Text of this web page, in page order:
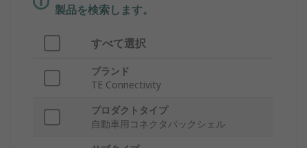
製品を検索します。
すべて選択
ブランド
TE Connectivity
プロダクトタイプ
自動車用コネクタバックシェル